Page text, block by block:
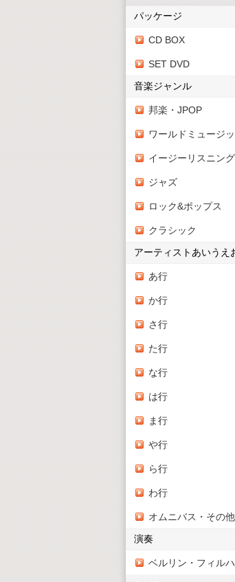
パッケージ
CD BOX
SET DVD
音楽ジャンル
邦楽・JPOP
ワールドミュージ
イージーリスニング
ジャズ
ロック&ポップス
クラシック
アーティストあいうえ
あ行
か行
さ行
た行
な行
は行
ま行
や行
ら行
わ行
オムニバス・その他
演奏
式コー
キット
税込)
税抜)
トムとジェリー「セレ
クト」
¥ 1,980(税込)
¥1,800(税抜)